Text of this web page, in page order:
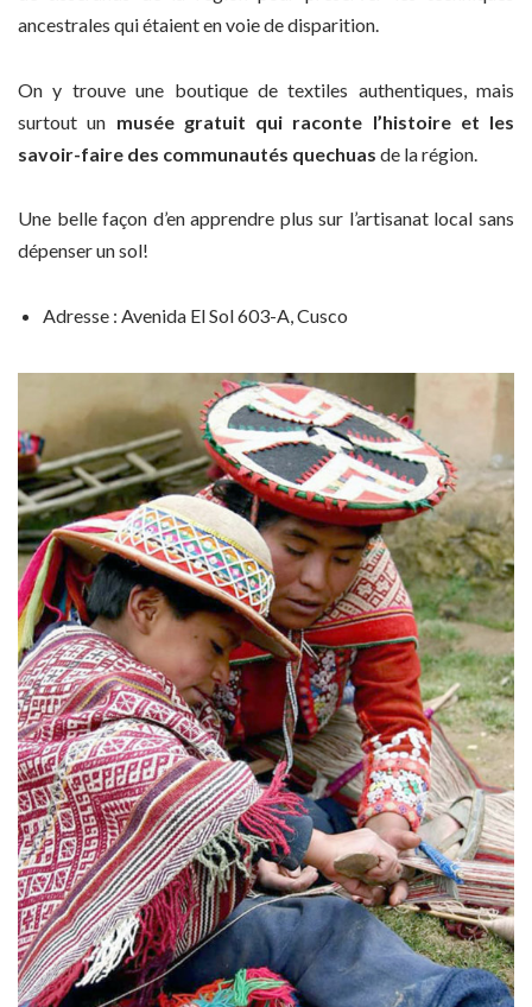
ancestrales qui étaient en voie de disparition.
On y trouve une boutique de textiles authentiques, mais
surtout un musée gratuit qui raconte l’histoire et les
savoir-faire des communautés quechuas de la région.
Une belle façon d’en apprendre plus sur l’artisanat local sans
dépenser un sol!
Adresse : Avenida El Sol 603-A, Cusco